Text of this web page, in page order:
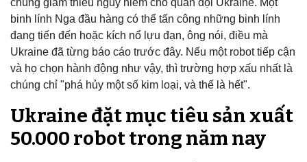
chúng giảm thiểu nguy hiểm cho quân đội Ukraine. Một
binh lính Nga đầu hàng có thể tấn công những binh lính
đang tiến đến hoặc kích nổ lựu đạn, ông nói, điều mà
Ukraine đã từng báo cáo trước đây. Nếu một robot tiếp cận
và họ chọn hành động như vậy, thì trường hợp xấu nhất là
chúng chỉ "phá hủy một số kim loại, và thế là hết".
Ukraine đặt mục tiêu sản xuất
50.000 robot trong năm nay